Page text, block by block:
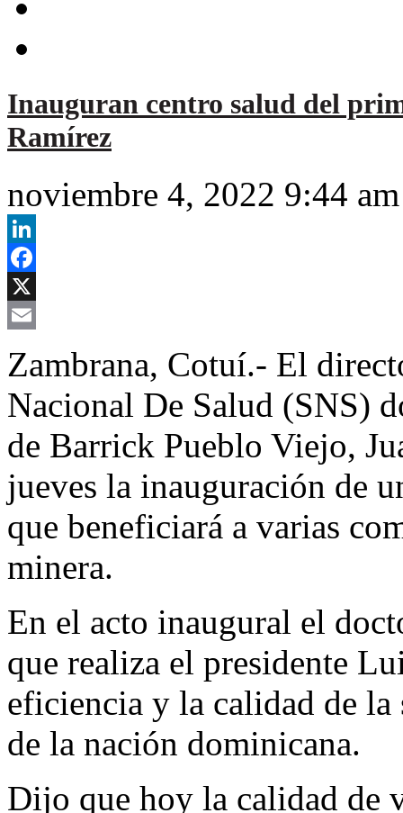
Inauguran centro salud del
Ramírez
noviembre 4, 2022 9:44 am
LinkedIn
Facebook
X
Zambrana, Cotuí.- El
Nacional De Salud (SNS)
de Barrick Pueblo Viejo,
jueves la inauguración de
que beneficiará a varias
minera.
En el acto inaugural el
que realiza el presidente
eficiencia y la calidad de la
de la nación dominicana.
Dijo que hoy la calidad de